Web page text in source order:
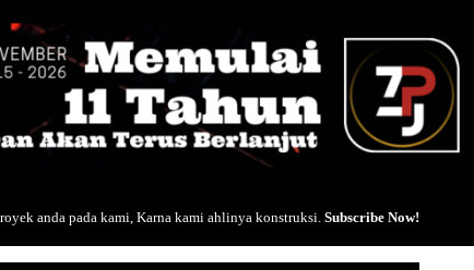
anda pada kami, Karna kami ahlinya konstruksi. Subscribe Now!